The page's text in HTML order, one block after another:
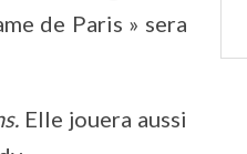
de Paris » sera
Elle jouera aussi